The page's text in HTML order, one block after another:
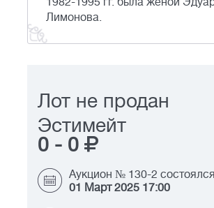
Лимонова.
Лот не продан
Эстимейт
0 - 0
Аукцион № 130-2
01 Март 2025 17:00